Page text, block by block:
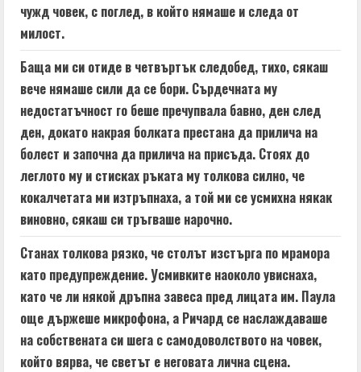
чужд човек, с поглед, в който нямаше и следа от
милост.
Баща ми си отиде в четвъртък следобед, тихо, сякаш
вече нямаше сили да се бори. Сърдечната му
недостатъчност го беше пречупвала бавно, ден след
ден, докато накрая болката престана да прилича на
болест и започна да прилича на присъда. Стоях до
леглото му и стисках ръката му толкова силно, че
кокалчетата ми изтръпнаха, а той ми се усмихна някак
виновно, сякаш си тръгваше нарочно.
Станах толкова рязко, че столът изстърга по мрамора
като предупреждение. Усмивките наоколо увиснаха,
като че ли някой дръпна завеса пред лицата им. Паула
още държеше микрофона, а Ричард се наслаждаваше
на собствената си шега с самодоволството на човек,
който вярва, че светът е неговата лична сцена.